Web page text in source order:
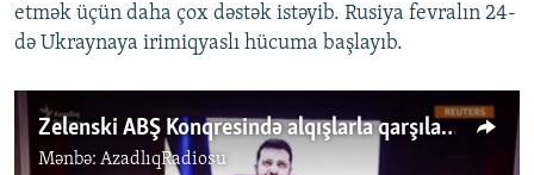
etmək üçün daha çox dəstək istəyib. Rusiya fevralın 24-
də Ukraynaya irimiqyaslı hücuma başlayıb.
Zelenski ABŞ Konqresində alqışlarla qarşılandı
Mənbə: AzadlıqRadiosu